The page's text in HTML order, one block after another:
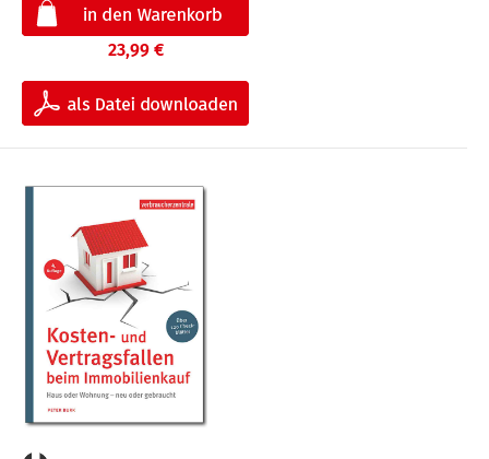
23,99 €